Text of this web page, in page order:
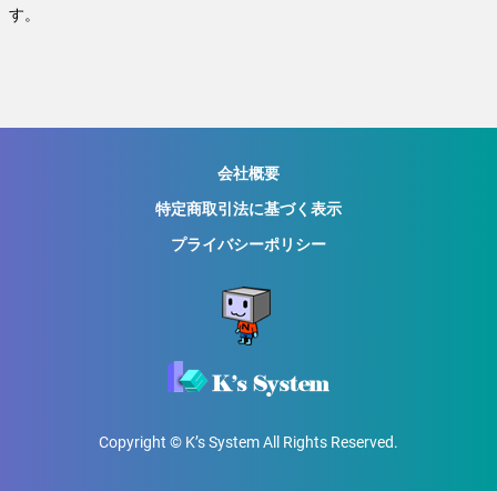
す。
会社概要
特定商取引法に基づく表示
プライバシーポリシー
Copyright © K’s System All Rights Reserved.